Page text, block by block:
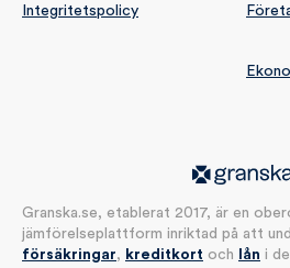
Integritetspolicy
Granska.se, etablerat 2017, är en
jämförelseplattform inriktad på att
försäkringar, kreditkort och lån i